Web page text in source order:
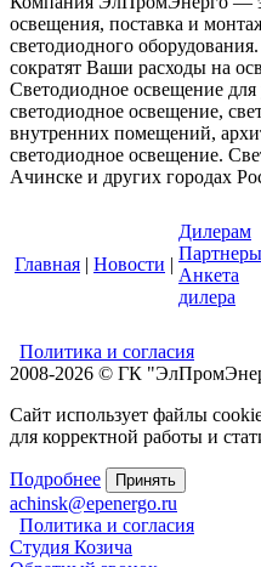
освещения, поставка и
светодиодного
сократят Ваши расходы на
Светодиодное освещение
светодиодное освещение,
внутренних помещений,
светодиодное освещение.
Ачинске и других городах
Главная | Новости |
Дилерам
Партнеры
Анкета
дилера
Политика и согласия
2008-2026 © ГК
Сайт использует файлы
для корректной работы и
Подробнее Принять
achinsk@epenergo.ru
Политика и согласия
Студия Козича